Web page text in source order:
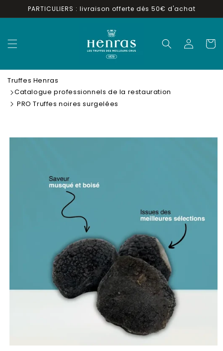
passer
au
PARTICULIERS : livraison offerte dés 50€ d'achat
ConnexionPanier
Truffes Henras
Catalogue professionnels de la restauration
PRO Truffes noires surgelées
Passer aux